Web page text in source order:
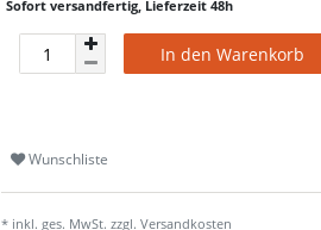
Sofort versandfertig, Lieferzeit 48h
In den Warenkorb
Wunschliste
* inkl. ges. MwSt. zzgl.Versandkosten